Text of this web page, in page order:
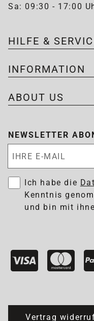
Sa: 09:30 - 17:00
HILFE &
INFORMATION
ABOUT US
NEWSLETTER
Ich habe die
Kenntnis
und bin mit
Vertrag